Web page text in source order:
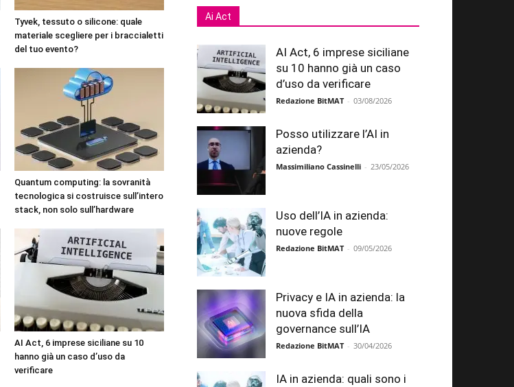
Tyvek, tessuto o silicone: quale
materiale scegliere per i braccialetti
del tuo evento?
Quantum computing: la sovranità
tecnologica si costruisce sull’intero
stack, non solo sull’hardware
AI Act, 6 imprese siciliane su 10
hanno già un caso d’uso da
verificare
Ai Act
AI Act, 6 imprese siciliane
su 10 hanno già un caso
d’uso da verificare
Redazione BitMAT - 03/08/2026
Posso utilizzare l’AI in
azienda?
Massimiliano Cassinelli - 23/05/2026
Uso dell’IA in azienda:
nuove regole
Redazione BitMAT - 09/05/2026
Privacy e IA in azienda: la
nuova sfida della
governance sull’IA
Redazione BitMAT - 30/04/2026
IA in azienda: quali sono i